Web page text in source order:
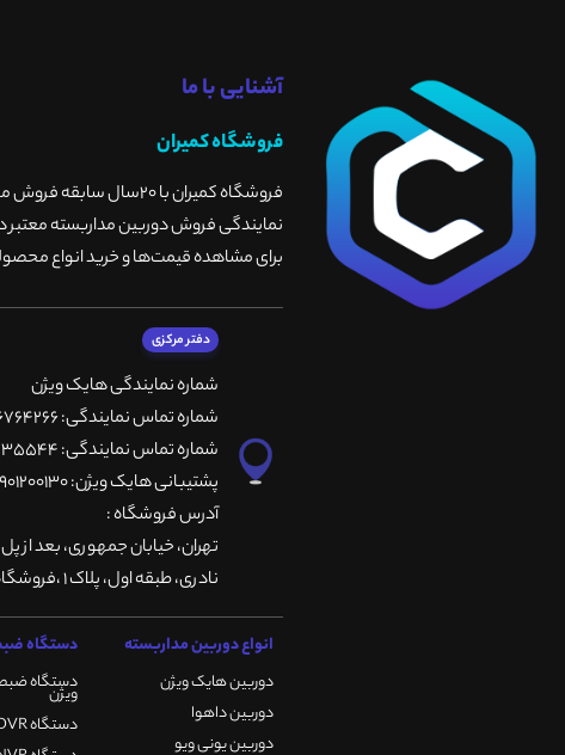
آشنایی با ما
فروشگاه کمیران
فروشگاه کمیران با
نمایندگی فروش دوربین مداربسته معتبر
برای مشاهده قیمت‌ها و خرید انواع
دفتر مرکزی
شماره نمایندگی هایک ویژن
شماره تماس نمایندگی: 66764266-66764236-66764257
شماره تماس نمایندگی: 66735544-66739116-66739127
پشتیبانی هایک ویژن: 09901200130
آدرس فروشگاه :
تهران، خيابان جمهوری، بعد از
نادری، طبقه اول، پلاک 1 ،فروشگاه کمیران
انواع دوربین مداربسته
دوربین هایک ویژن
دوربین داهوا
دوربین یونی ویو
دستگاه
دستگاه
ویژن
دستگاه DVR هایک ویژن